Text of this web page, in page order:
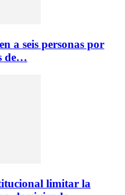
a seis personas por
de…
limitar la